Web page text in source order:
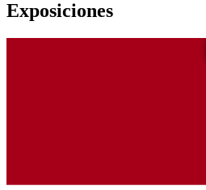
Exposiciones